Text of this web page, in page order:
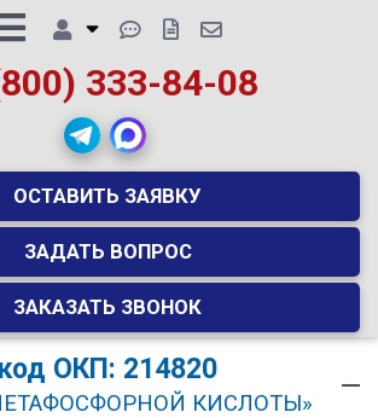
333-84-08
ОСТАВИТЬ ЗАЯВКУ
ЗАДАТЬ ВОПРОС
ЗАКАЗАТЬ ЗВОНОК
код ОКП: 214820
КИСЛОТЫ»